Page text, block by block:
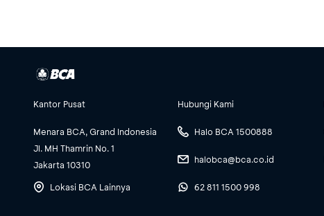
Kantor Pusat
Menara BCA, Grand Indonesia
Jl. MH Thamrin No. 1
Jakarta 10310
Lokasi BCA Lainnya
Hubungi Kami
Halo BCA 1500888
halobca@bca.co.id
62 811 1500 998